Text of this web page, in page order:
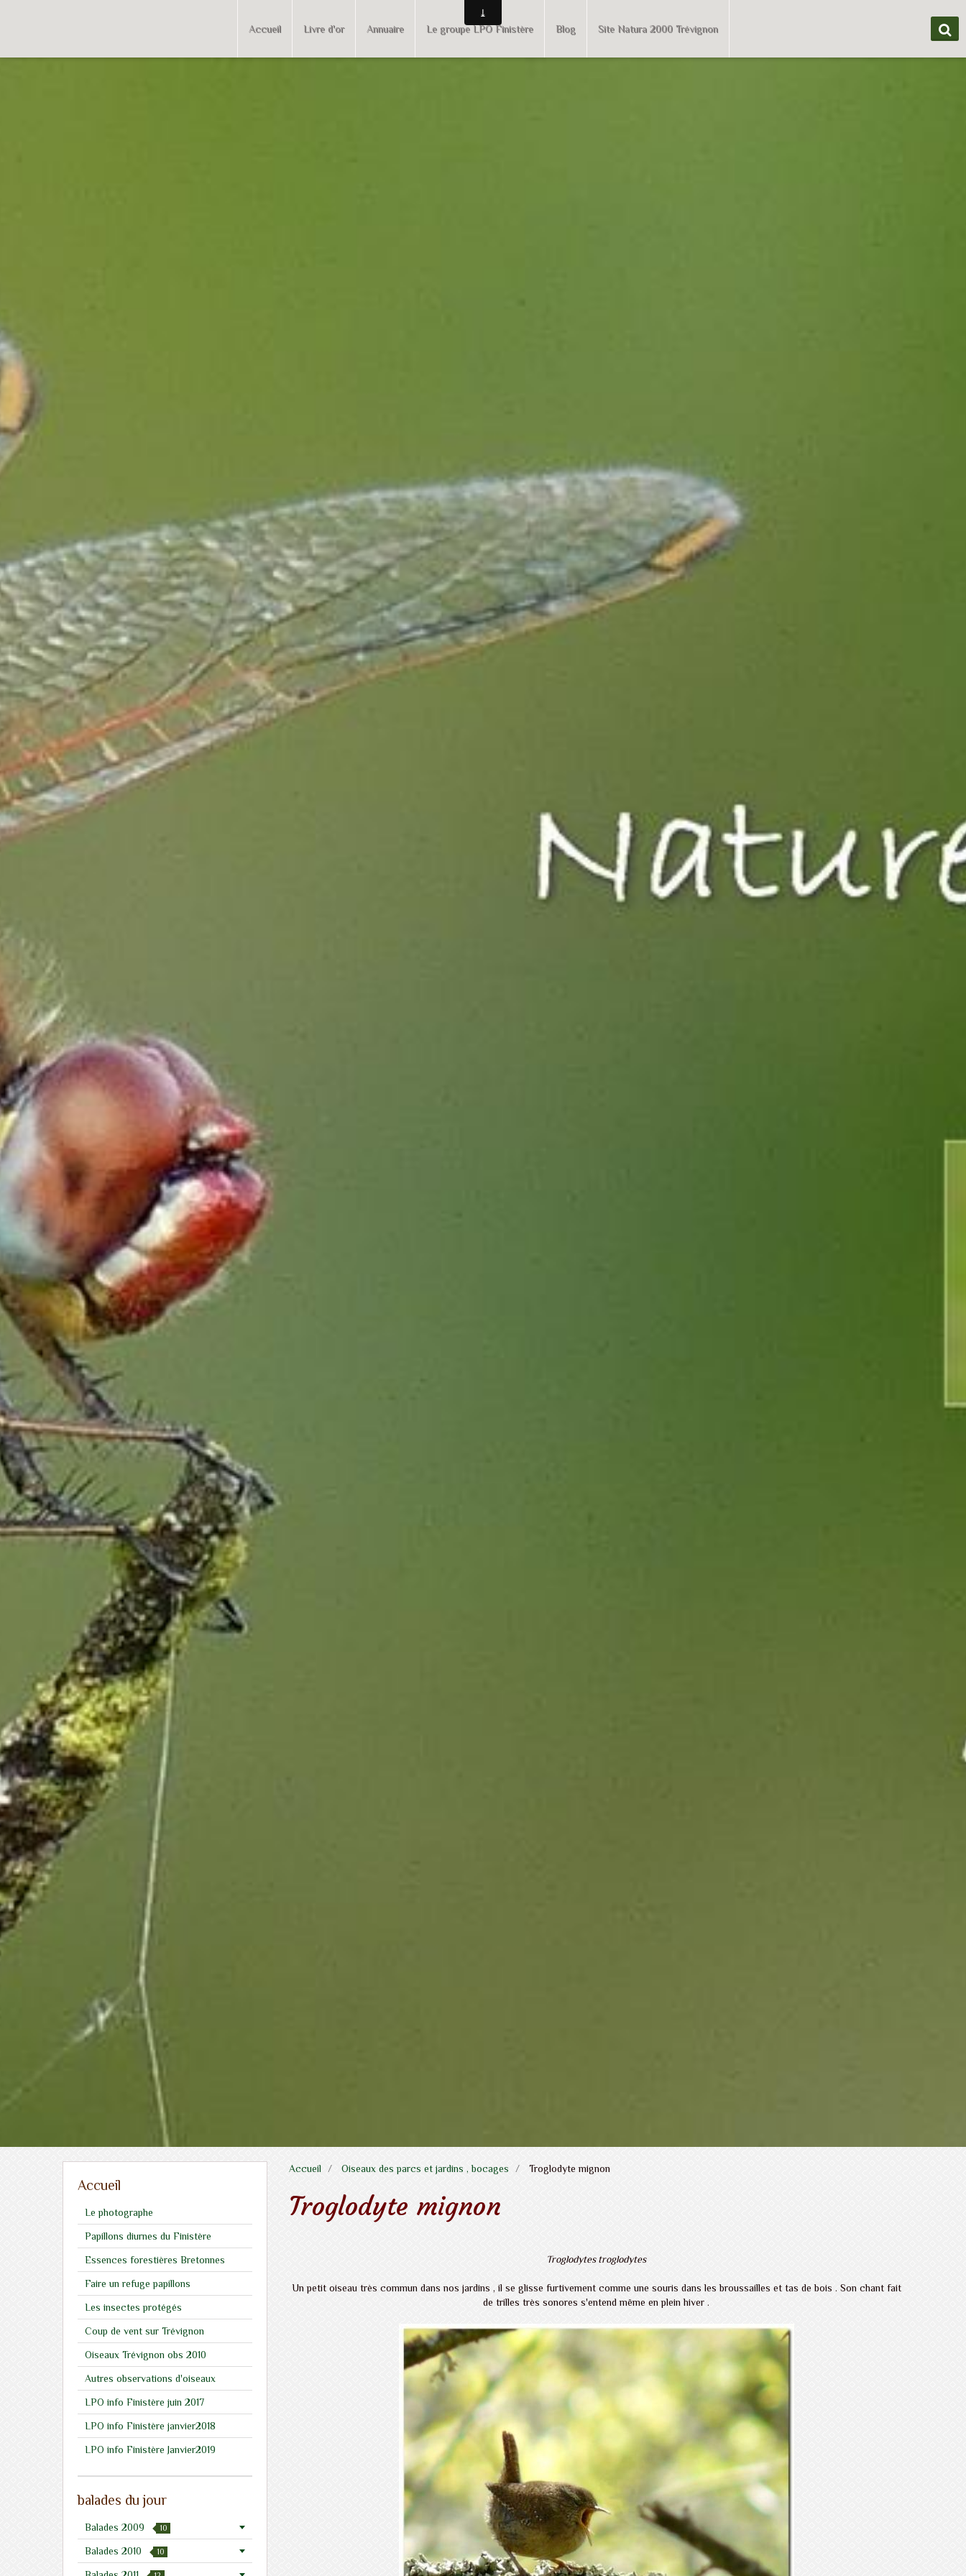
Accueil Livre d'or Annuaire Le groupe LPO Finistère Blog Site Natura 2000 Trévignon
Accueil Oiseaux des parcs et jardins , bocages Troglodyte mignon
Troglodyte mignon
Troglodytes troglodytes
Un petit oiseau très commun dans nos jardins , il se glisse furtivement comme une souris dans les broussailles et tas de bois . Son chant fait
de trilles très sonores s'entend même en plein hiver .
Accueil
Le photographe
Papillons diurnes du Finistère
Essences forestières Bretonnes
Faire un refuge papillons
Les insectes protégés
Coup de vent sur Trévignon
Oiseaux Trévignon obs 2010
Autres observations d'oiseaux
LPO info Finistère juin 2017
LPO info Finistère janvier2018
LPO info Finistère Janvier2019
balades du jour
Balades 2009 10
Balades 2010 10